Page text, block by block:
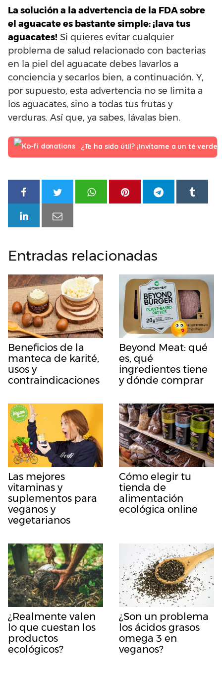
La solución a la advertencia de la FDA sobre
el aguacate es bastante simple: ¡lava tus
aguacates! Si quieres evitar cualquier
problema de salud relacionado con bacterias
en la piel del aguacate debes lavarlos a
conciencia y secarlos bien, a continuación. Y,
por supuesto, esta advertencia no se limita a
los aguacates, sino a todas tus frutas y
verduras. Así que, ya sabes, lávalas bien.
¿Te ha sido útil? ¡Invítame a un té verde!
Entradas relacionadas
Beneficios de la
manteca de karité,
usos y
contraindicaciones
Beyond Meat: qué
es, qué
ingredientes tiene
y dónde comprar
Las mejores
vitaminas y
suplementos para
veganos y
vegetarianos
Cómo elegir tu
tienda de
alimentación
ecológica online
¿Realmente valen
lo que cuestan los
productos
ecológicos?
¿Son un problema
los ácidos grasos
omega 3 en
veganos?